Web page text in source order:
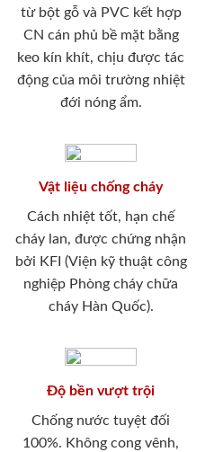
từ bột gỗ và PVC kết hợp
CN cán phủ bề mặt bằng
keo kín khít, chịu được tác
động của môi trường nhiệt
đới nóng ẩm.
Vật liệu chống cháy
Cách nhiệt tốt, hạn chế
cháy lan, được chứng nhận
bởi KFI (Viện kỹ thuật công
nghiệp Phòng cháy chữa
cháy Hàn Quốc).
Độ bền vượt trội
Chống nước tuyệt đối
100%. Không cong vênh,